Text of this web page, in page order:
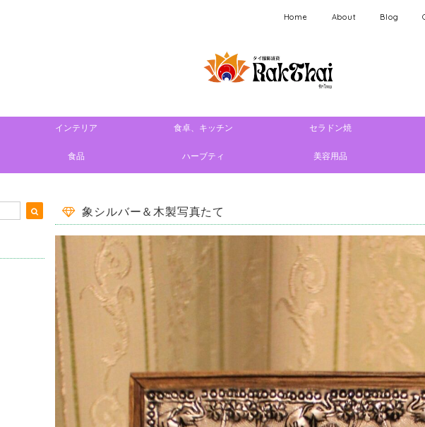
Home About Blog
インテリア 食卓、キッチン セラドン焼
食品 ハーブティ 美容用品
象シルバー＆木製写真たて